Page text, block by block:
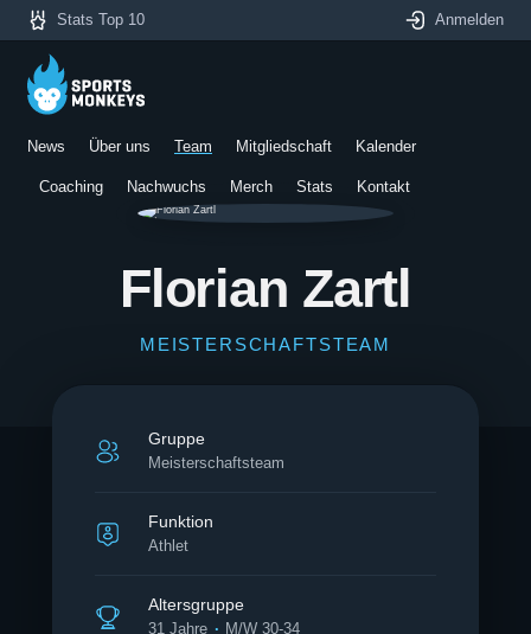
Stats Top 10 Anmelden
News Über uns Team Mitgliedschaft Kalender
Coaching Nachwuchs Merch Stats Kontakt
Florian Zartl
MEISTERSCHAFTSTEAM
Gruppe
Meisterschaftsteam
Funktion
Athlet
Altersgruppe
31 Jahre M/W 30-34